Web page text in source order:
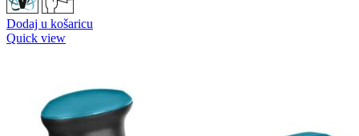
Dodaj u košaricu
Quick view